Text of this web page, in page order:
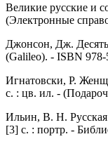
Великие русские и
(Электронные
Джонсон, Дж.
(Galileo). - ISBN 978-
Игнатовски, Р.
с. : цв. ил. -
Ильин, В. Н.
[3] с. : портр. -